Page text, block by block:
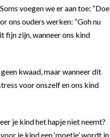
voegen we er aan toe: “Doe
ons ouders werken: “Goh nu
fijn zijn, wanneer ons kind
kwaad, maar wanneer dit
voor onszelf en ons kind
je kind het hapje niet neemt?
je kind een ‘moetje’ wordt in